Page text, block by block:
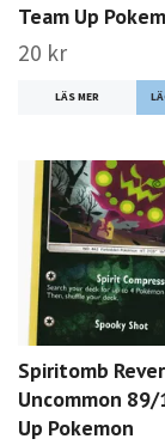
Team Up
20 kr
LÄS MER
Spiritomb
Uncommon 89/
Up Pokemon